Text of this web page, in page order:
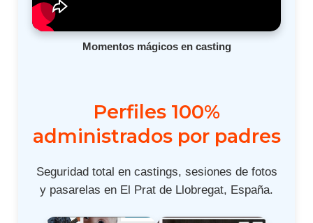
Momentos mágicos en casting
Perfiles 100%
administrados por padres
Seguridad total en castings, sesiones de fotos
y pasarelas en El Prat de Llobregat, España.